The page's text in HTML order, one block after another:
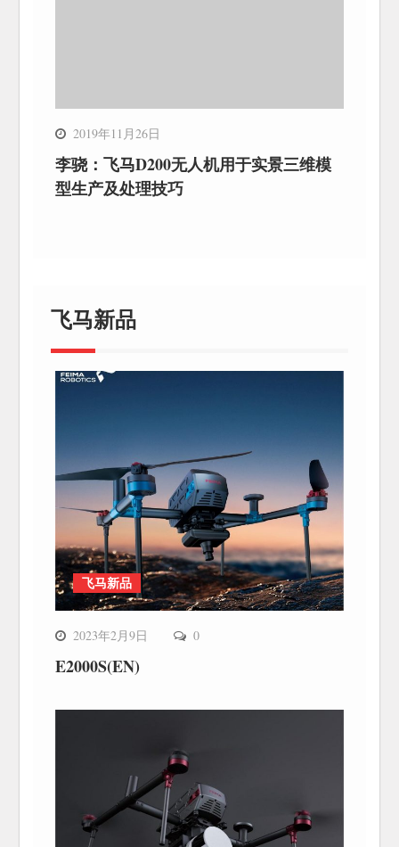
2019年11月26日
李骁：飞马D200无人机用于实景三维模
型生产及处理技巧
飞马新品
飞马新品
2023年2月9日 0
E2000S(EN)